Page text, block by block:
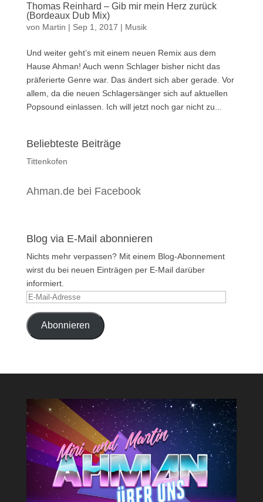
Thomas Reinhard – Gib mir mein Herz zurück
(Bordeaux Dub Mix)
von Martin | Sep 1, 2017 | Musik
Und weiter geht’s mit einem neuen Remix aus dem
Hause Ahman! Auch wenn Schlager bisher nicht das
präferierte Genre war. Das ändert sich aber gerade. Vor
allem, da die neuen Schlagersänger sich auf aktuellen
Popsound einlassen. Ich will jetzt noch gar nicht zu...
Beliebteste Beiträge
Tittenkofen
Ahman.de bei Facebook
Blog via E-Mail abonnieren
Nichts mehr verpassen? Mit einem Blog-Abonnement
wirst du bei neuen Einträgen per E-Mail darüber
informiert.
E-
AdresseAbonnieren